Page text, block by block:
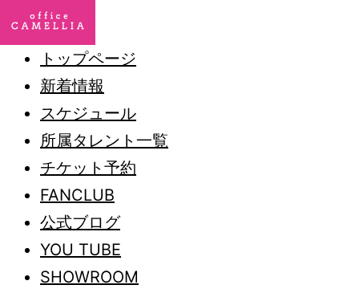
トップページ
新着情報
スケジュール
所属タレント一覧
チケット予約
FANCLUB
公式ブログ
YOU TUBE
SHOWROOM